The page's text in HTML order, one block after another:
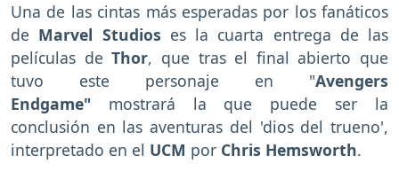
Una de las cintas más esperadas por los fanáticos
de Marvel Studios es la cuarta entrega de las
películas deThor, que tras el final abierto que
tuvo este personaje en "Avengers
Endgame" mostrará la que puede ser la
conclusión en las aventuras del 'dios del trueno',
interpretado en el UCM por Chris Hemsworth.